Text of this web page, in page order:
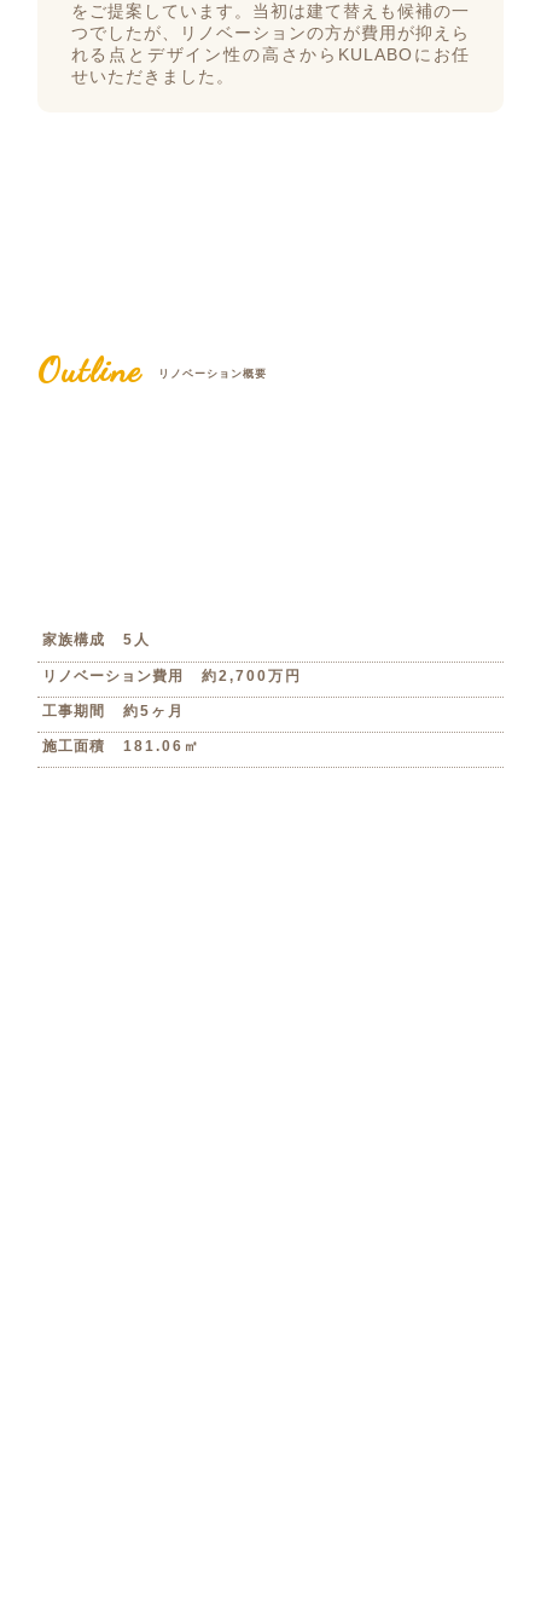
をご提案しています。当初は建て替えも候補の一
つでしたが、リノベーションの方が費用が抑えら
れる点とデザイン性の高さからKULABOにお任
せいただきました。
Outline リノベーション概要
家族構成 5人
リノベーション費用 約2,700万円
工事期間 約5ヶ月
施工面積 181.06㎡